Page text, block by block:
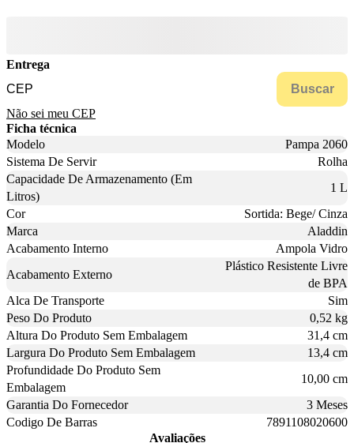
Entrega
Buscar
Não sei meu CEP
Ficha técnica
Modelo
Pampa 2060
Sistema De Servir
Rolha
Capacidade De Armazenamento (Em
Litros)
1 L
Cor
Sortida: Bege/ Cinza
Marca
Aladdin
Acabamento Interno
Ampola Vidro
Acabamento Externo
Plástico Resistente Livre
de BPA
Alca De Transporte
Sim
Peso Do Produto
0,52 kg
Altura Do Produto Sem Embalagem
31,4 cm
Largura Do Produto Sem Embalagem
13,4 cm
Profundidade Do Produto Sem
Embalagem
10,00 cm
Garantia Do Fornecedor
3 Meses
Codigo De Barras
7891108020600
Avaliações